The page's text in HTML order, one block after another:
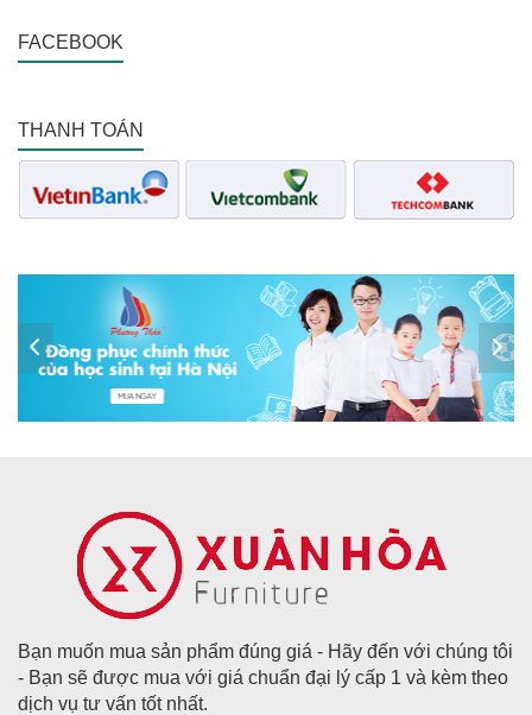
FACEBOOK
THANH TOÁN
Bạn muốn mua sản phẩm đúng giá - Hãy đến với chúng tôi
- Bạn sẽ được mua với giá chuẩn đại lý cấp 1 và kèm theo
dịch vụ tư vấn tốt nhất.